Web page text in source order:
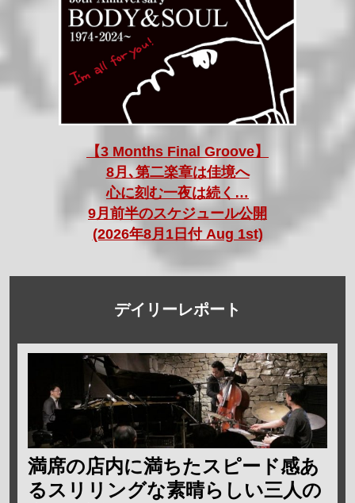
【3 Months Final Groove】
8月､第二楽章は佳境へ
心に刻む一夜は続く…
9月前半のスケジュール公開
(2026年8月1日付 Aug 1st)
デイリーレポート
満席の店内に満ちたスピード感あ
るスリリングな素晴らしい三人の